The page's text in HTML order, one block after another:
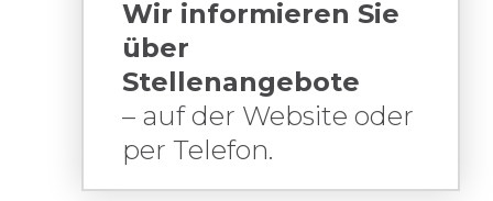
Wir informieren Sie
über
Stellenangebote
– auf der Website oder
per Telefon.